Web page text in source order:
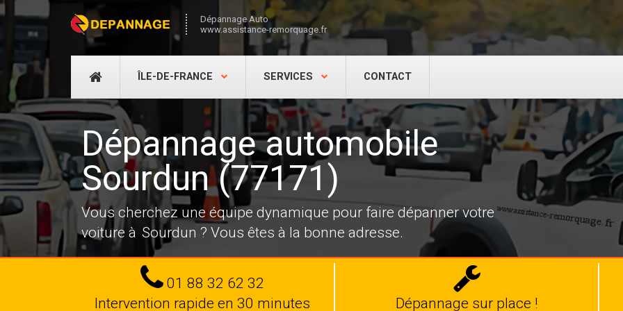
Dépannage Auto
www.assistance-remorquage.fr
DÉPANNAGE
ÎLE-DE-FRANCE SERVICES CONTACT
Dépannage automobile
Sourdun (77171)
Vous cherchez une équipe dynamique pour faire dépanner votre
voiture à Sourdun ? Vous êtes à la bonne adresse.
Tel
01 88 32 62 32
Intervention rapide en 30 minutes
Dépannage
Dépannage sur place !